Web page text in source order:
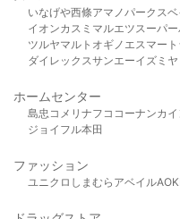
いなげや西條アマノパークス
イオンカスミ マルエツスーパ
ツルヤマルト オギノ エスマート
ダイレックスサンエーイズミヤ
ホームセンター
島忠 コメリ ナフコ コーナンカ
ジョイフル本田
ファッション
ユニクロ しまむら アベイルAOKI